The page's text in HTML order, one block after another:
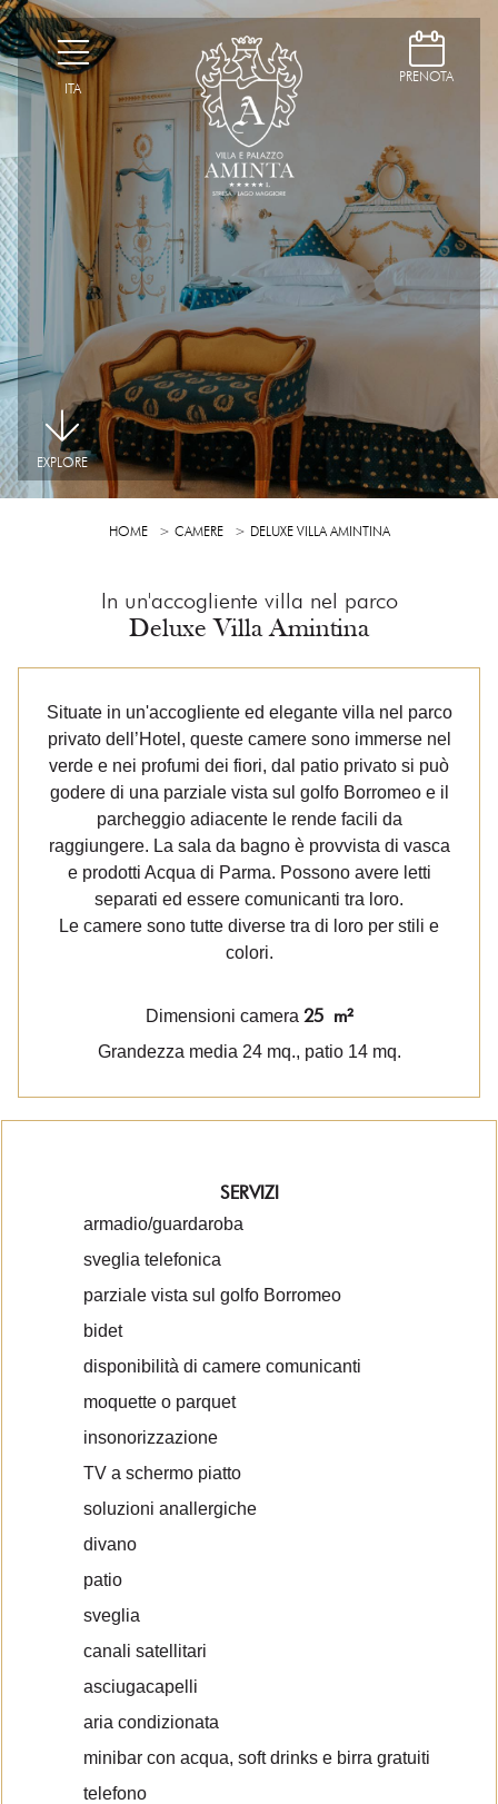
H
ITA
D
PRENOTA
|
EXPLORE
HOME CAMERE DELUXE VILLA AMINTINA
In un'accogliente villa nel parco
Deluxe Villa Amintina
Situate in un'accogliente ed elegante villa nel parco
privato dell’Hotel, queste camere sono immerse nel
verde e nei profumi dei fiori, dal patio privato si può
godere di una parziale vista sul golfo Borromeo e il
parcheggio adiacente le rende facili da
raggiungere. La sala da bagno è provvista di vasca
e prodotti Acqua di Parma. Possono avere letti
separati ed essere comunicanti tra loro.
Le camere sono tutte diverse tra di loro per stili e
colori.
Dimensioni camera 25 m²
Grandezza media 24 mq., patio 14 mq.
SERVIZI
armadio/guardaroba
sveglia telefonica
parziale vista sul golfo Borromeo
bidet
disponibilità di camere comunicanti
moquette o parquet
insonorizzazione
TV a schermo piatto
soluzioni anallergiche
divano
patio
sveglia
canali satellitari
asciugacapelli
aria condizionata
minibar con acqua, soft drinks e birra gratuiti
telefono